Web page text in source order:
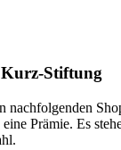
Kurz-Stiftung
nachfolgenden
Prämie. Es